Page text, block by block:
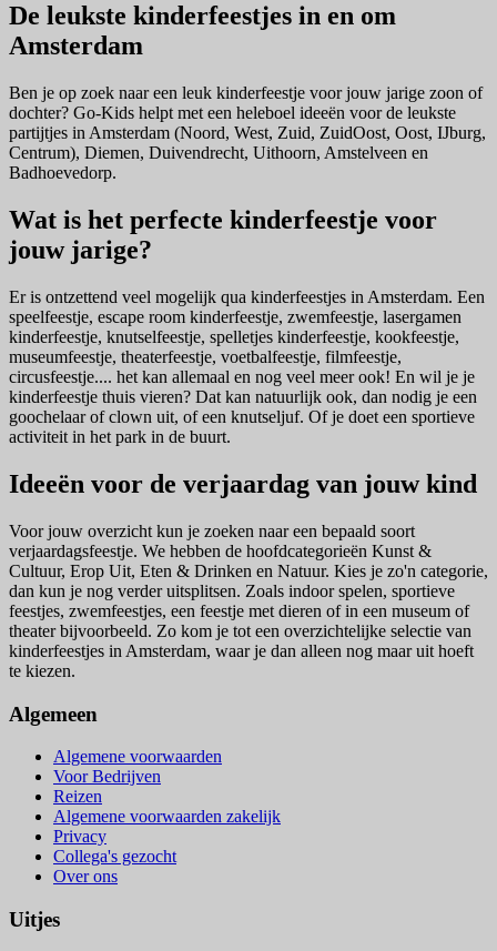
De leukste kinderfeestjes in en om
Amsterdam
Ben je op zoek naar een leuk kinderfeestje voor jouw jarige zoon of
dochter? Go-Kids helpt met een heleboel ideeën voor de leukste
partijtjes in Amsterdam (Noord, West, Zuid, ZuidOost, Oost, IJburg,
Centrum), Diemen, Duivendrecht, Uithoorn, Amstelveen en
Badhoevedorp.
Wat is het perfecte kinderfeestje voor
jouw jarige?
Er is ontzettend veel mogelijk qua kinderfeestjes in Amsterdam. Een
speelfeestje, escape room kinderfeestje, zwemfeestje, lasergamen
kinderfeestje, knutselfeestje, spelletjes kinderfeestje, kookfeestje,
museumfeestje, theaterfeestje, voetbalfeestje, filmfeestje,
circusfeestje.... het kan allemaal en nog veel meer ook! En wil je je
kinderfeestje thuis vieren? Dat kan natuurlijk ook, dan nodig je een
goochelaar of clown uit, of een knutseljuf. Of je doet een sportieve
activiteit in het park in de buurt.
Ideeën voor de verjaardag van jouw kind
Voor jouw overzicht kun je zoeken naar een bepaald soort
verjaardagsfeestje. We hebben de hoofdcategorieën Kunst &
Cultuur, Erop Uit, Eten & Drinken en Natuur. Kies je zo'n categorie,
dan kun je nog verder uitsplitsen. Zoals indoor spelen, sportieve
feestjes, zwemfeestjes, een feestje met dieren of in een museum of
theater bijvoorbeeld. Zo kom je tot een overzichtelijke selectie van
kinderfeestjes in Amsterdam, waar je dan alleen nog maar uit hoeft
te kiezen.
Algemeen
Algemene voorwaarden
Voor Bedrijven
Reizen
Algemene voorwaarden zakelijk
Privacy
Collega's gezocht
Over ons
Uitjes